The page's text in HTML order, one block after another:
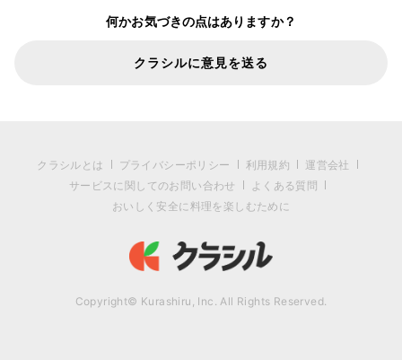
何かお気づきの点はありますか？
クラシルに意見を送る
クラシルとは プライバシーポリシー 利用規約
運営会社
サービスに関してのお問い合わせ
よくある質問
おいしく安全に料理を楽しむために
Copyright© Kurashiru, Inc. All Rights Reserved.